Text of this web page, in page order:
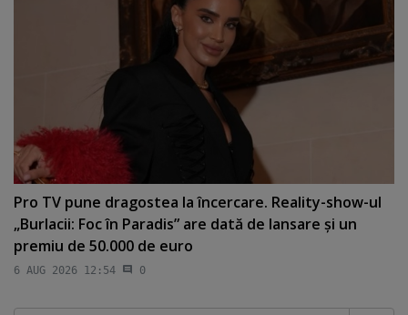
Pro TV pune dragostea la încercare. Reality-show-ul
„Burlacii: Foc în Paradis” are dată de lansare şi un
premiu de 50.000 de euro
6 AUG 2026 12:54 0